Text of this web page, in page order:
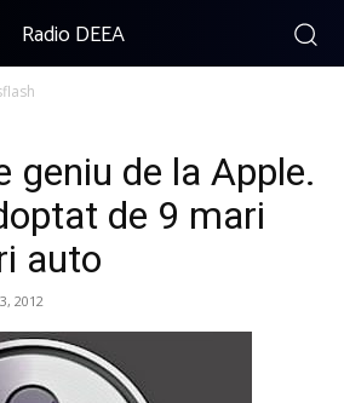
Radio DEEA
geniu de la Apple.
de 9 mari
auto
2012